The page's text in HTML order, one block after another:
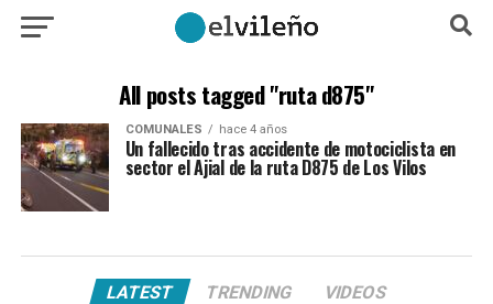
All posts tagged "ruta d875"
COMUNALES hace 4 años
Un fallecido tras accidente de motociclista en
sector el Ajial de la ruta D875 de Los Vilos
LATEST TRENDING VIDEOS